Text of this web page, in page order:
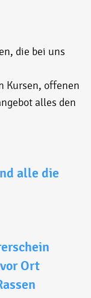
die bei uns
Kursen, offenen
alles den
alle die
Ort